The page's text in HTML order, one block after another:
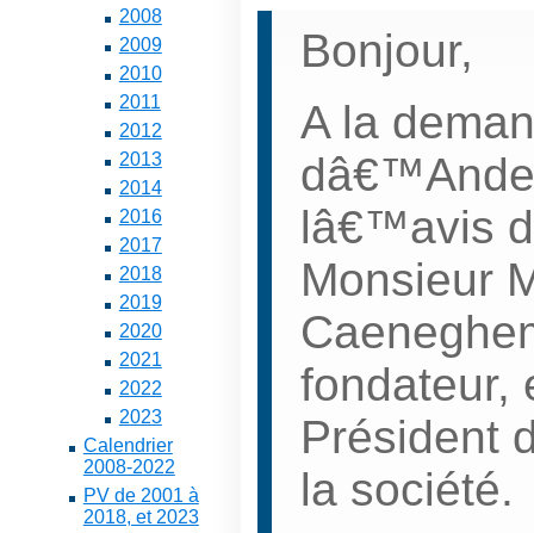
2008
2009
2010
2011
2012
2013
2014
2016
2017
2018
2019
2020
2021
2022
2023
Calendrier
2008-2022
PV de 2001 à
2018, et 2023
Bonjour,
A la
lâ€™avis
Monsieur
fondateur,
Président
la société.